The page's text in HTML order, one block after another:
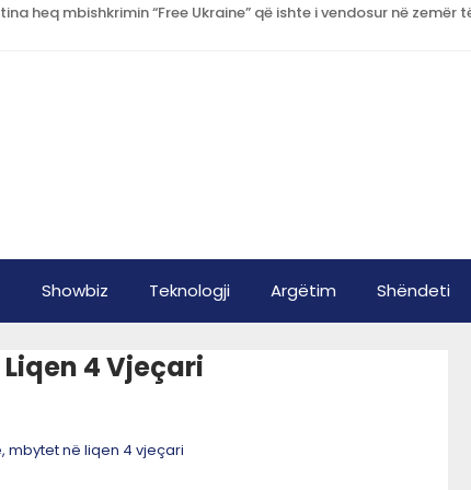
Showbiz Teknologji Argëtim Shëndeti
Liqen 4 Vjeçari